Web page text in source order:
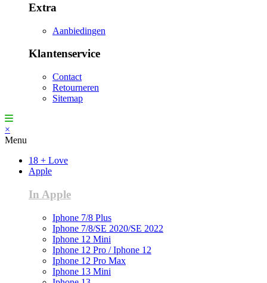
Extra
Aanbiedingen
Klantenservice
Contact
Retourneren
Sitemap
×
Menu
18 + Love
Apple
In Apple
Iphone 7/8 Plus
Iphone 7/8/SE 2020/SE 2022
Iphone 12 Mini
Iphone 12 Pro / Iphone 12
Iphone 12 Pro Max
Iphone 13 Mini